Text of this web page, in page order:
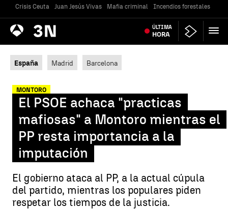
Crisis Ceuta Juan Jesús Vivas Mafia criminal Incendios forestales
Antena
3 Noticias ÚLTIMA
HORA
España Madrid Barcelona
MONTORO
El PSOE achaca "practicas
mafiosas" a Montoro mientras el
PP resta importancia a la
imputación
El gobierno ataca al PP, a la actual cúpula
del partido, mientras los populares piden
respetar los tiempos de la justicia.